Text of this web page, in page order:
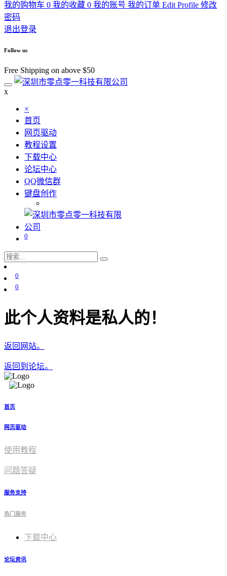
我的购物车 0 我的收藏 0 我的账号 我的订单 Edit Profile 修改
密码
退出登录
Follow us
Free Shipping on above $50
x
×
首页
网页驱动
教程设置
下载中心
论坛中心
QQ微信群
键盘创作
0
0
0
此个人资料是私人的！
返回网站。
返回到论坛。
首页
网页驱动
使用教程​
问题答疑
服务支持
热门服务
下载中心
论坛资讯